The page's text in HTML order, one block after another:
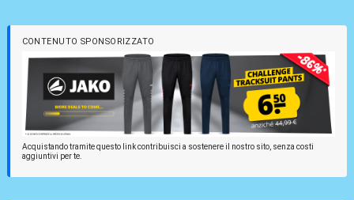
CONTENUTO SPONSORIZZATO
Acquistando tramite questo link contribuisci a sostenere il nostro sito, senza costi
aggiuntivi per te.